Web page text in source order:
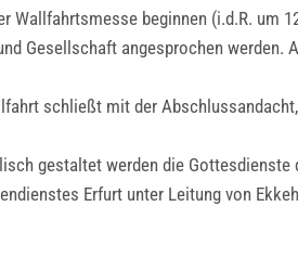
Wallfahrtsmesse beginnen (i.d.R. um
Gesellschaft angesprochen werden.
schließt mit der
gestaltet werden die Gottesdienste
Erfurt unter Leitung von